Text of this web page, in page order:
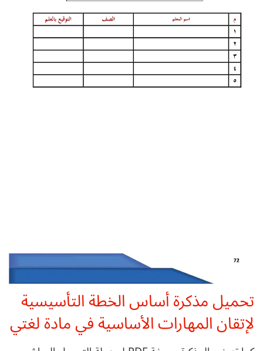
تحميل مذكرة أساس الخطة التأسيسية
لإتقان المهارات الأساسية في مادة لغتي